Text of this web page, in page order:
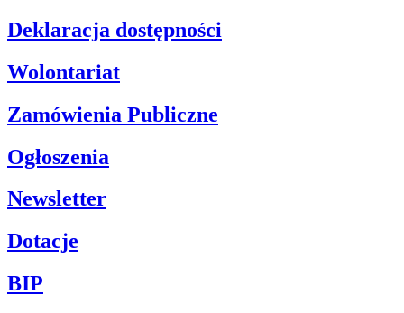
Deklaracja dostępności
Wolontariat
Zamówienia Publiczne
Ogłoszenia
Newsletter
Dotacje
BIP